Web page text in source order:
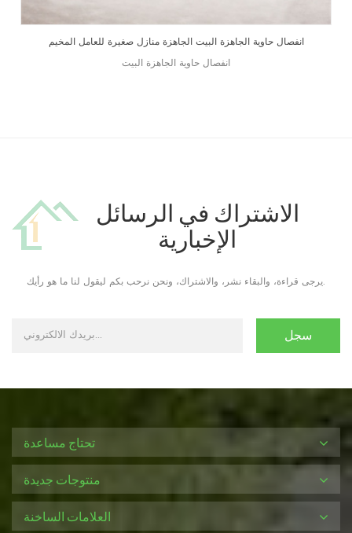
انفصال حاوية الجاهزة البيت الجاهزة منازل صغيرة للعامل المخيم
انفصال حاوية الجاهزة البيت
الاشتراك في الرسائل
الإخبارية
يرجى قراءة، والبقاء نشر، والاشتراك، ونحن نرحب بكم ليقول لنا ما هو رأيك.
تحتاج مساعدة
منتوجات جديدة
العلامات الساخنة